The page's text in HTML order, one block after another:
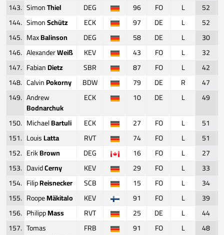
143. SimonThiel DEG 96 FO L 52
144. SimonSchütz ECK 97 DE L 52
145. MaxBalinson DEG 58 DE L 30
146. AlexanderWeiß KEV 43 FO L 32
147. FabianDietz SBR 87 FO L 42
148. CalvinPokorny BDW 79 DE R 47
149. Andrew
Bodnarchuk
ECK 10 DE L 49
150. MichaelBartuli ECK 27 FO L 51
151. LouisLatta RVT 74 FO L 51
152. ErikBrown DEG 16 FO L 27
153. DavidCerny KEV 29 FO L 33
154. FilipReisnecker SCB 15 FO L 34
155. RoopeMäkitalo KEV 91 FO L 39
156. PhilippMass RVT 25 DE L 44
157. Tomas
FRB 91 FO L 48